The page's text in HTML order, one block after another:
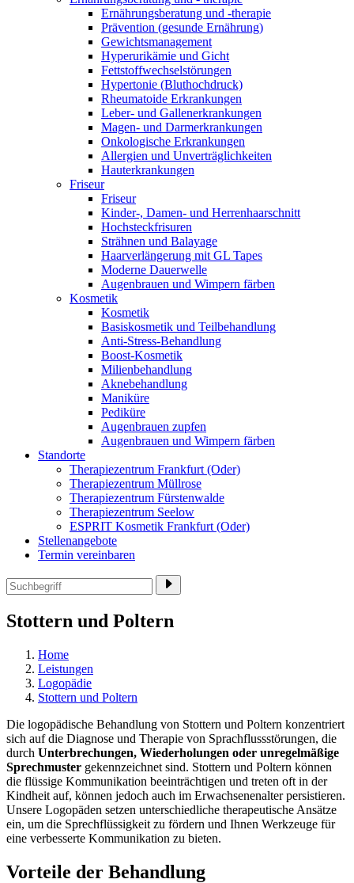
Ernährungsberatung und -therapie
Prävention (gesunde Ernährung)
Gewichtsmanagement
Hyperurikämie und Gicht
Fettstoffwechselstörungen
Hypertonie (Bluthochdruck)
Rheumatoide Erkrankungen
Leber- und Gallenerkrankungen
Magen- und Darmerkrankungen
Onkologische Erkrankungen
Allergien und Unverträglichkeiten
Hauterkrankungen
Friseur
Friseur
Kinder-, Damen- und Herrenhaarschnitt
Hochsteckfrisuren
Strähnen und Balayage
Haarverlängerung mit GL Tapes
Moderne Dauerwelle
Augenbrauen und Wimpern färben
Kosmetik
Kosmetik
Basiskosmetik und Teilbehandlung
Anti-Stress-Behandlung
Boost-Kosmetik
Milienbehandlung
Aknebehandlung
Maniküre
Pediküre
Augenbrauen zupfen
Augenbrauen und Wimpern färben
Standorte
Therapiezentrum Frankfurt (Oder)
Therapiezentrum Müllrose
Therapiezentrum Fürstenwalde
Therapiezentrum Seelow
ESPRIT Kosmetik Frankfurt (Oder)
Stellenangebote
Termin vereinbaren
Stottern und Poltern
Home
Leistungen
Logopädie
Stottern und Poltern
Die logopädische Behandlung von Stottern und Poltern konzentriert
sich auf die Diagnose und Therapie von Sprachflussstörungen, die
durch Unterbrechungen, Wiederholungen oder unregelmäßige
Sprechmuster gekennzeichnet sind. Stottern und Poltern können
die flüssige Kommunikation beeinträchtigen und treten oft in der
Kindheit auf, können jedoch auch im Erwachsenenalter persistieren.
Unsere Logopäden setzen unterschiedliche therapeutische Ansätze
ein, um die Sprechflüssigkeit zu fördern und Ihnen Werkzeuge für
eine verbesserte Kommunikation zu bieten.
Vorteile der Behandlung